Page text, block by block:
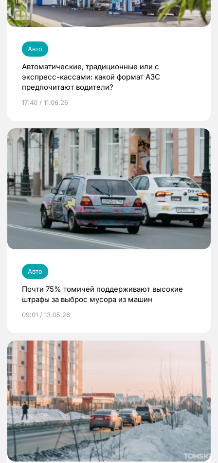
Авто
Автоматические, традиционные или с
экспресс-кассами: какой формат АЗС
предпочитают водители?
17:40 / 11.06.26
Авто
Почти 75% томичей поддерживают высокие
штрафы за выброс мусора из машин
09:01 / 13.05.26